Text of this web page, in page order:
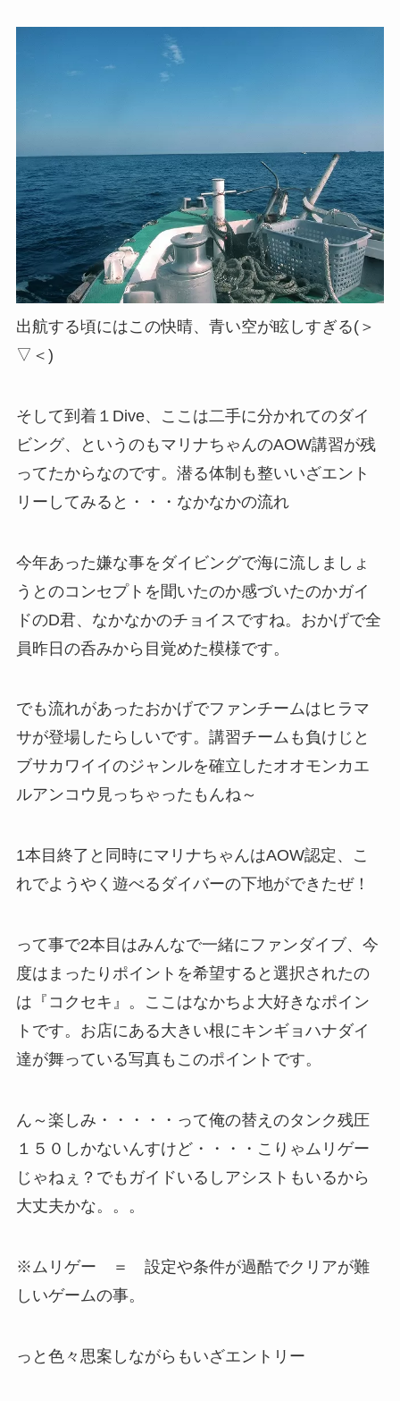
出航する頃にはこの快晴、青い空が眩しすぎる(＞
▽＜)
そして到着１Dive、ここは二手に分かれてのダイ
ビング、というのもマリナちゃんのAOW講習が残
ってたからなのです。潜る体制も整いいざエント
リーしてみると・・・なかなかの流れ
今年あった嫌な事をダイビングで海に流しましょ
うとのコンセプトを聞いたのか感づいたのかガイ
ドのD君、なかなかのチョイスですね。おかげで全
員昨日の呑みから目覚めた模様です。
でも流れがあったおかげでファンチームはヒラマ
サが登場したらしいです。講習チームも負けじと
ブサカワイイのジャンルを確立したオオモンカエ
ルアンコウ見っちゃったもんね～
1本目終了と同時にマリナちゃんはAOW認定、こ
れでようやく遊べるダイバーの下地ができたぜ！
って事で2本目はみんなで一緒にファンダイブ、今
度はまったりポイントを希望すると選択されたの
は『コクセキ』。ここはなかちよ大好きなポイン
トです。お店にある大きい根にキンギョハナダイ
達が舞っている写真もこのポイントです。
ん～楽しみ・・・・・って俺の替えのタンク残圧
１５０しかないんすけど・・・・こりゃムリゲー
じゃねぇ？でもガイドいるしアシストもいるから
大丈夫かな。。。
※ムリゲー ＝ 設定や条件が過酷でクリアが難
しいゲームの事。
っと色々思案しながらもいざエントリー